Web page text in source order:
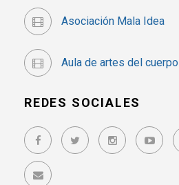
Asociación Mala Idea
Aula de artes del cuerpo
REDES SOCIALES